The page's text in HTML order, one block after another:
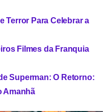
Terror Para Celebrar a
Filmes da Franquia
Superman: O Retorno:
Amanhã